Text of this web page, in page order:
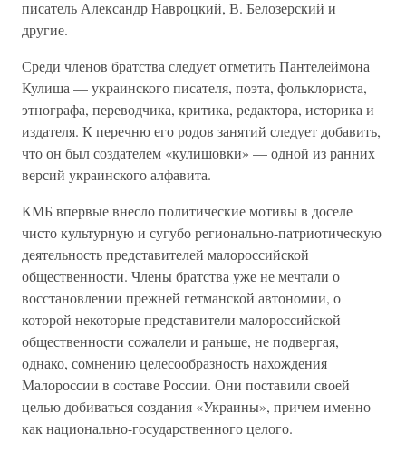
писатель Александр Навроцкий, В. Белозерский и
другие.
Среди членов братства следует отметить Пантелеймона
Кулиша — украинского писателя, поэта, фольклориста,
этнографа, переводчика, критика, редактора, историка и
издателя. К перечню его родов занятий следует добавить,
что он был создателем «кулишовки» — одной из ранних
версий украинского алфавита.
КМБ впервые внесло политические мотивы в доселе
чисто культурную и сугубо регионально-патриотическую
деятельность представителей малороссийской
общественности. Члены братства уже не мечтали о
восстановлении прежней гетманской автономии, о
которой некоторые представители малороссийской
общественности сожалели и раньше, не подвергая,
однако, сомнению целесообразность нахождения
Малороссии в составе России. Они поставили своей
целью добиваться создания «Украины», причем именно
как национально-государственного целого.